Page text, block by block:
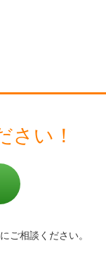
さい！
ご相談ください。